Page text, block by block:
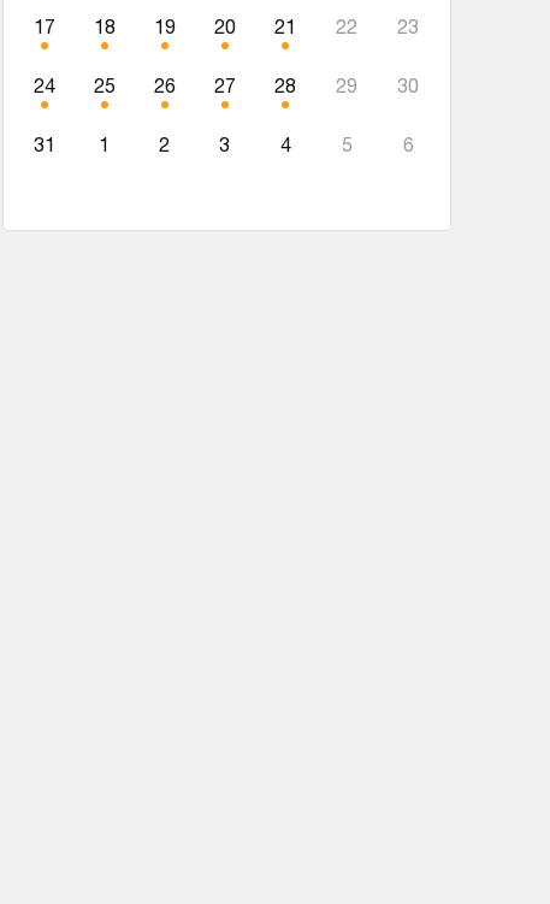
17 18 19 20 21 22 23
24 25 26 27 28 29 30
31 1 2 3 4 5 6